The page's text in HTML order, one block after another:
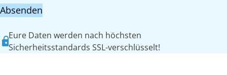
Absenden
Eure Daten werden nach höchsten
Sicherheitsstandards SSL-verschlüsselt!